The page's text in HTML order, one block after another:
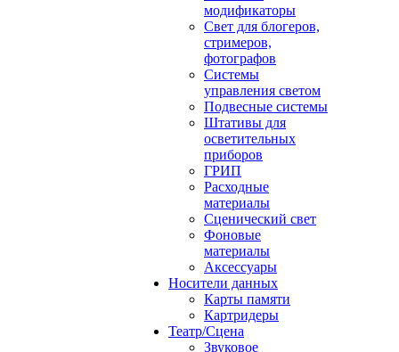
модификаторы
Свет для блогеров,
стримеров,
фотографов
Системы
управления светом
Подвесные системы
Штативы для
осветительных
приборов
ГРИП
Расходные
материалы
Сценический свет
Фоновые
материалы
Аксессуары
Носители данных
Карты памяти
Картридеры
Театр/Сцена
Звуковое